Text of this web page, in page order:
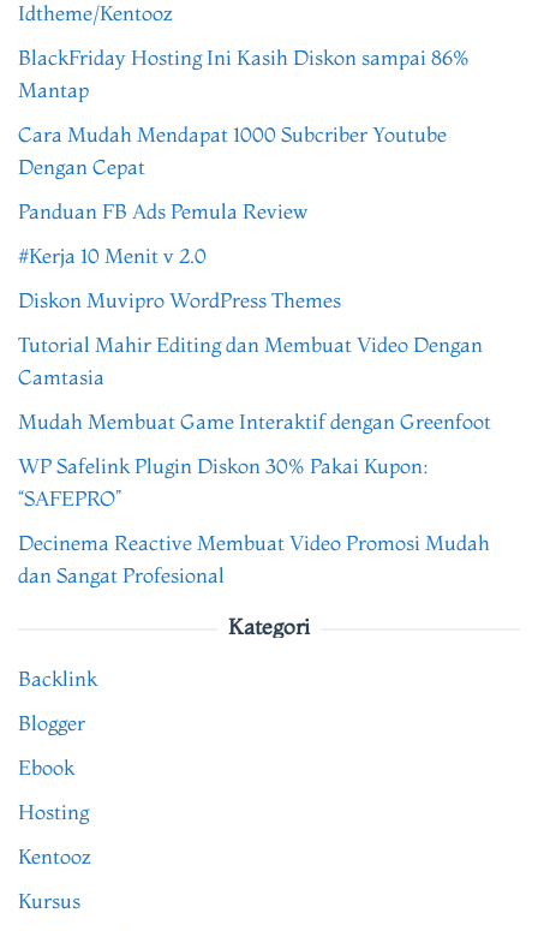
Idtheme/Kentooz
BlackFriday Hosting Ini Kasih Diskon sampai 86%
Mantap
Cara Mudah Mendapat 1000 Subcriber Youtube
Dengan Cepat
Panduan FB Ads Pemula Review
#Kerja 10 Menit v 2.0
Diskon Muvipro WordPress Themes
Tutorial Mahir Editing dan Membuat Video Dengan
Camtasia
Mudah Membuat Game Interaktif dengan Greenfoot
WP Safelink Plugin Diskon 30% Pakai Kupon:
“SAFEPRO”
Decinema Reactive Membuat Video Promosi Mudah
dan Sangat Profesional
Kategori
Backlink
Blogger
Ebook
Hosting
Kentooz
Kursus